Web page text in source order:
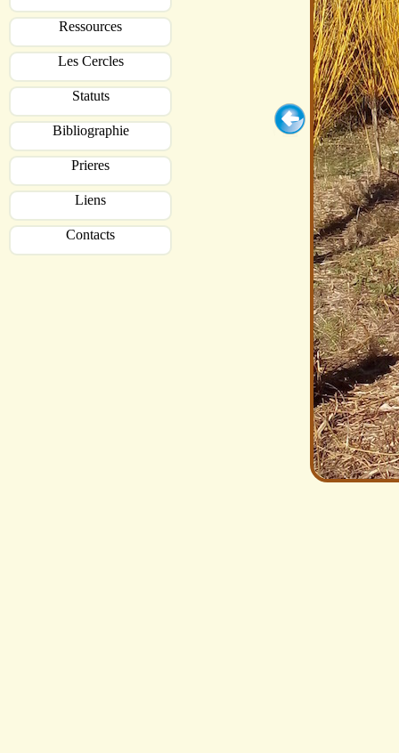
Ressources
Les Cercles
Statuts
Bibliographie
Prieres
Liens
Contacts